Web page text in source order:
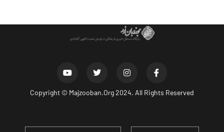
Copyright © Majzooban.Org2024. All Rights Reserved